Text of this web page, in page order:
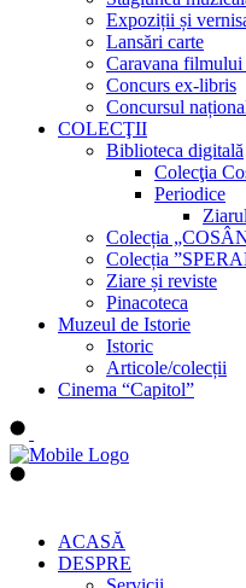
Expoziții și
Lansări carte
Caravana filmului
Concurs ex-libris
Concursul
COLECŢII
Biblioteca digitală
Colecţia
Periodice
Colecția
Colecția
Ziare și reviste
Pinacoteca
Muzeul de Istorie
Istoric
Articole/colecții
Cinema “Capitol”
ACASĂ
DESPRE